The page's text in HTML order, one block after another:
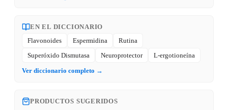
EN EL DICCIONARIO
Flavonoides
Espermidina
Rutina
Superóxido Dismutasa
Neuroprotector
L-ergotioneína
Ver diccionario completo →
PRODUCTOS SUGERIDOS